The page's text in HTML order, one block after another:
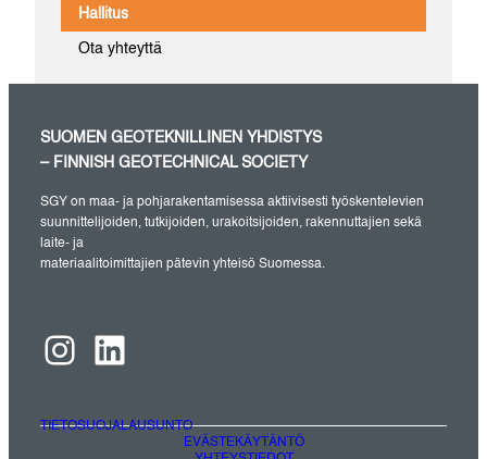
Hallitus
Ota yhteyttä
SUOMEN GEOTEKNILLINEN YHDISTYS
– FINNISH GEOTECHNICAL SOCIETY
SGY on maa- ja pohjarakentamisessa aktiivisesti työskentelevien
suunnittelijoiden, tutkijoiden, urakoitsijoiden, rakennuttajien sekä
laite- ja
materiaalitoimittajien pätevin yhteisö Suomessa.
Instagram LinkedIn
TIETOSUOJALAUSUNTO
EVÄSTEKÄYTÄNTÖ